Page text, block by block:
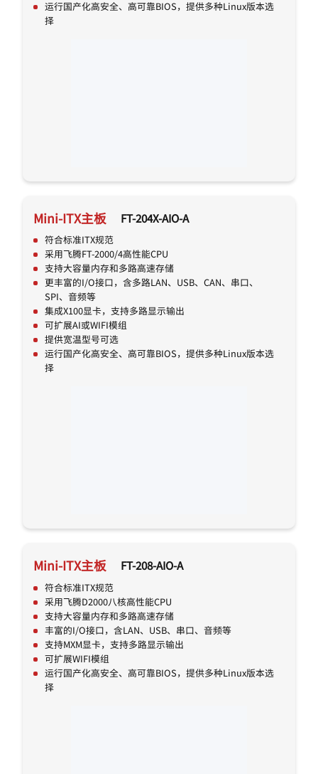
运行国产化高安全、高可靠BIOS，提供多种Linux版本选
择
Mini-ITX主板 FT-204X-AIO-A
符合标准ITX规范
采用飞腾FT-2000/4高性能CPU
支持大容量内存和多路高速存储
更丰富的I/O接口，含多路LAN、USB、CAN、串口、
SPI、音频等
集成X100显卡，支持多路显示输出
可扩展AI或WIFI模组
提供宽温型号可选
运行国产化高安全、高可靠BIOS，提供多种Linux版本选
择
Mini-ITX主板 FT-208-AIO-A
符合标准ITX规范
采用飞腾D2000八核高性能CPU
支持大容量内存和多路高速存储
丰富的I/O接口，含LAN、USB、串口、音频等
支持MXM显卡，支持多路显示输出
可扩展WIFI模组
运行国产化高安全、高可靠BIOS，提供多种Linux版本选
择